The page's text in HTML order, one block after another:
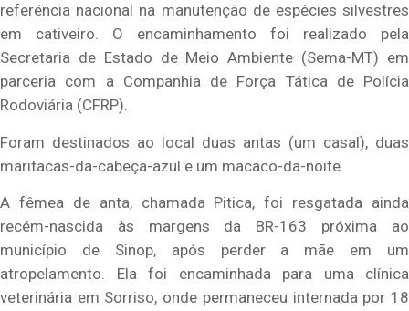
referência nacional na manutenção de espécies silvestres
em cativeiro. O encaminhamento foi realizado pela
Secretaria de Estado de Meio Ambiente (Sema-MT) em
parceria com a Companhia de Força Tática de Polícia
Rodoviária (CFRP).
Foram destinados ao local duas antas (um casal), duas
maritacas-da-cabeça-azul e um macaco-da-noite.
A fêmea de anta, chamada Pitica, foi resgatada ainda
recém-nascida às margens da BR-163 próxima ao
município de Sinop, após perder a mãe em um
atropelamento. Ela foi encaminhada para uma clínica
veterinária em Sorriso, onde permaneceu internada por 18